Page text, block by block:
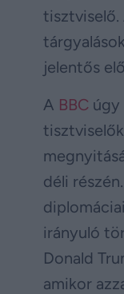
jelentős
A BBC úgy
déli
irányuló
Donald
amikor